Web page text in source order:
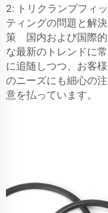
2: トリクランプフィッ
ティングの問題と解決
策 国内および国際的
な最新のトレンドに常
に追随しつつ、お客様
のニーズにも細心の注
意を払っています。